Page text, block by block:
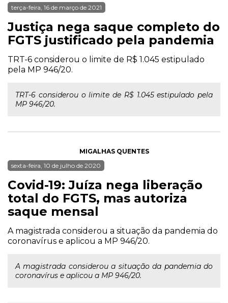
terça-feira, 16 de março de 2021
Justiça nega saque completo do
FGTS justificado pela pandemia
TRT-6 considerou o limite de R$ 1.045 estipulado
pela MP 946/20.
TRT-6 considerou o limite de R$ 1.045 estipulado pela
MP 946/20.
MIGALHAS QUENTES
sexta-feira, 10 de julho de 2020
Covid-19: Juíza nega liberação
total do FGTS, mas autoriza
saque mensal
A magistrada considerou a situação da pandemia do
coronavírus e aplicou a MP 946/20.
A magistrada considerou a situação da pandemia do
coronavírus e aplicou a MP 946/20.